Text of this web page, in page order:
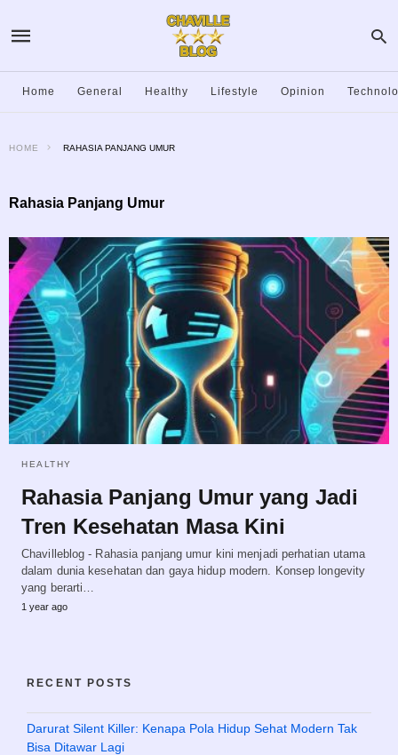
Home General Healthy Lifestyle Opinion
HOME RAHASIA PANJANG UMUR
Rahasia Panjang Umur
HEALTHY
Rahasia Panjang Umur yang Jadi
Tren Kesehatan Masa Kini
Chavilleblog - Rahasia panjang umur kini menjadi perhatian utama
dalam dunia kesehatan dan gaya hidup modern. Konsep longevity
yang berarti…
1 year ago
RECENT POSTS
Darurat Silent Killer: Kenapa Pola Hidup Sehat Modern Tak
Bisa Ditawar Lagi